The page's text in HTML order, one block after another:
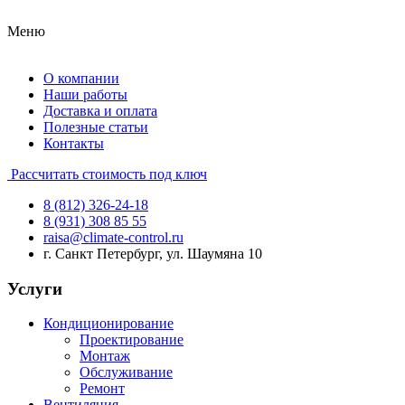
Меню
О компании
Наши работы
Доставка и оплата
Полезные статьи
Контакты
Рассчитать стоимость под ключ
8 (812) 326-24-18
8 (931) 308 85 55
raisa@climate-control.ru
г. Санкт Петербург, ул. Шаумяна 10
Услуги
Кондиционирование
Проектирование
Монтаж
Обслуживание
Ремонт